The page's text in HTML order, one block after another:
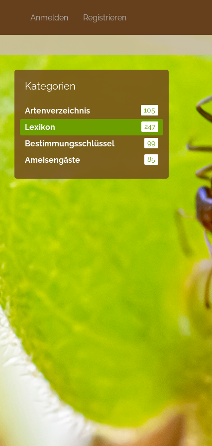
Anmelden Registrieren
Discord Artikel Blog
Kategorien
Artenverzeichnis 105
Lexikon 247
Bestimmungsschlüssel 99
Ameisengäste 85